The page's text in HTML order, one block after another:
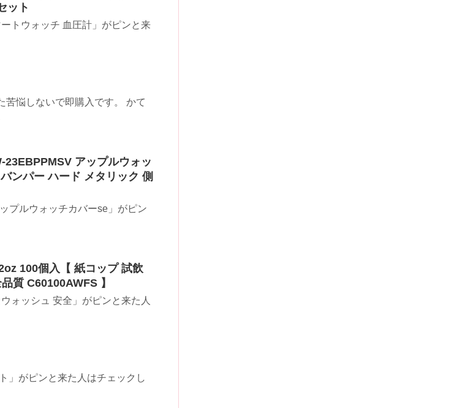
ット
トウォッチ 血圧計」がピンと来
苦悩しないで即購入です。 かて
アップルウォッ
ンパー ハード メタリック 側
プルウォッチカバーse」がピン
100個入【 紙コップ 試飲
質 C60100AWFS 】
ォッシュ 安全」がピンと来た人
」がピンと来た人はチェックし